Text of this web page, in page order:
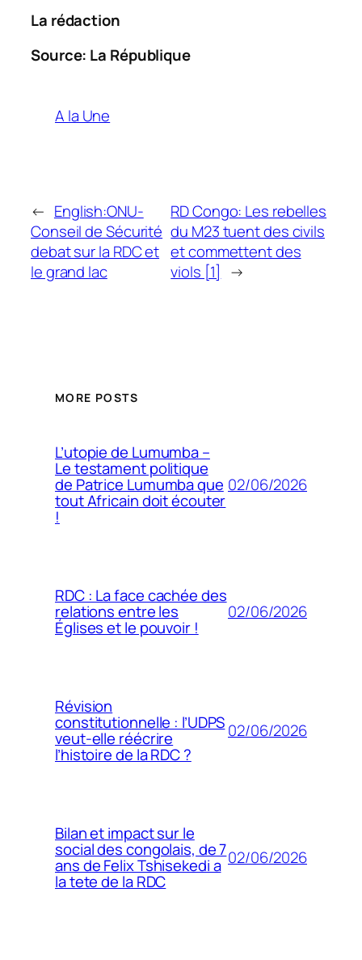
La rédaction
Source: La République
A la Une
← English:ONU-
Conseil de Sécurité
debat sur la RDC et
le grand lac
RD Congo: Les rebelles
du M23 tuent des civils
et commettent des
viols [1] →
MORE POSTS
L’utopie de Lumumba –
Le testament politique
de Patrice Lumumba que
tout Africain doit écouter
!
02/06/2026
RDC : La face cachée des
relations entre les
Églises et le pouvoir !
02/06/2026
Révision
constitutionnelle : l’UDPS
veut-elle réécrire
l’histoire de la RDC ?
02/06/2026
Bilan et impact sur le
social des congolais, de 7
ans de Felix Tshisekedi a
la tete de la RDC
02/06/2026